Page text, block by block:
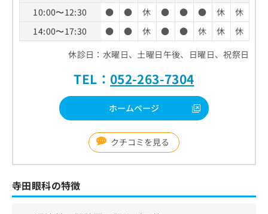
10:00〜12:30
● ● 休 ● ● ● 休
休
14:00〜17:30
● ● 休 ● ● 休 休
休
休診日：水曜日、土曜日午後、日曜日、祝祭日
TEL： 052-263-7304
ホームページ
クチコミを見る
寺田眼科の特徴